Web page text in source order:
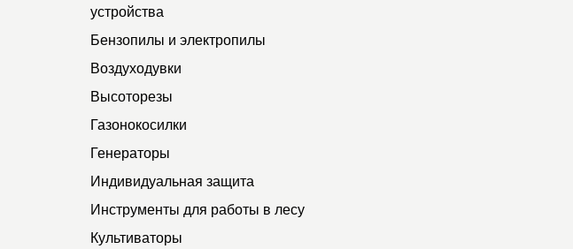
устройства
Бензопилы и электропилы
Воздуходувки
Высоторезы
Газонокосилки
Генераторы
Индивидуальная защита
Инструменты для работы в лесу
Культиваторы